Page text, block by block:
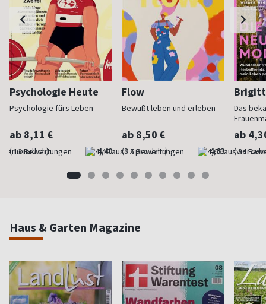
Psychologie Heute
Psychologie fürs Leben
ab 8,11 €
(monatlich) 4,40
Flow
Bewußt leben und erleben
ab 8,50 €
(8 x pro Jahr) 4,63
Das
ab
Haus & Garten Magazine